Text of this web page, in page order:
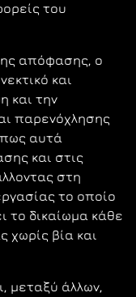
του
απόφασης, ο
και
και την
παρενόχλησης
αυτά
και στις
στη
το οποίο
το δικαίωμα κάθε
βία και
μεταξύ άλλων,